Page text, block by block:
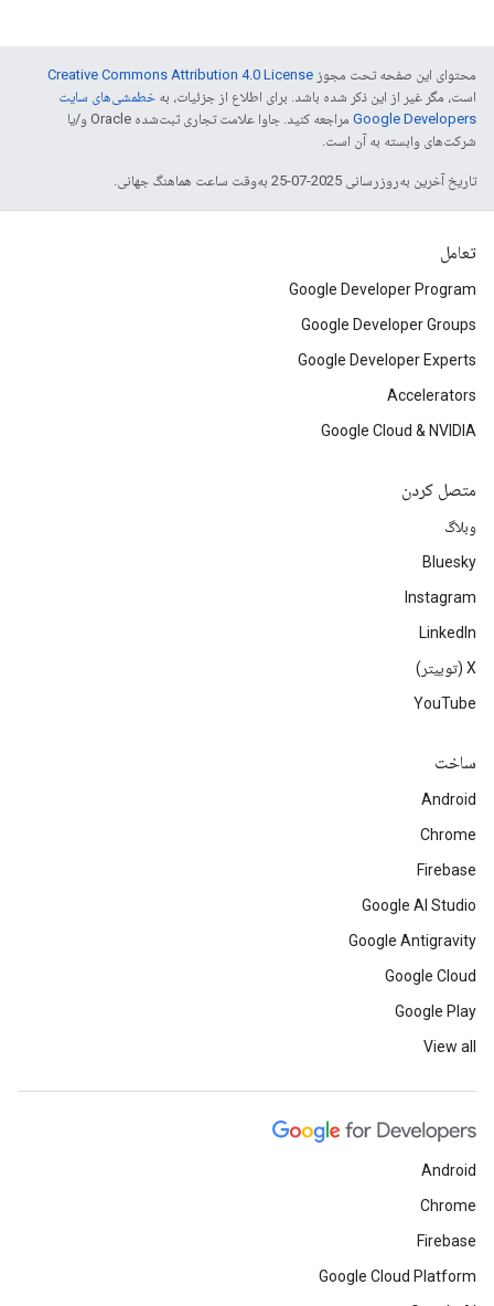
محتوای این صفحه تحت مجوز Creative Commons Attribution 4.0 License
است، مگر غیر از این ذکر شده باشد. برای اطلاع از جزئیات، به خطمشی‌های سایت
Google Developers‏
مراجعه کنید. جاوا علامت تجاری ثبت‌شده Oracle و/یا
شرکت‌های وابسته به آن است.
تاریخ آخرین به‌روزرسانی 2025-07-25 به‌وقت ساعت هماهنگ جهانی.
تعامل
Google Developer Program
Google Developer Groups
Google Developer Experts
Accelerators
Google Cloud & NVIDIA
متصل کردن
وبلاگ
Bluesky
Instagram
LinkedIn
‫X (توییتر)
YouTube
ساخت
Android
Chrome
Firebase
Google AI Studio
Google Antigravity
Google Cloud
Google Play
View all
Android
Chrome
Firebase
Google Cloud Platform